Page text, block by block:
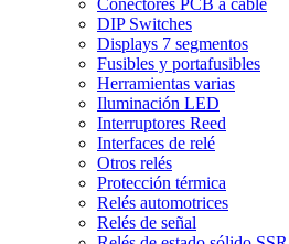
DIP Switches
Displays 7 segmentos
Fusibles y portafusibles
Herramientas varias
Iluminación LED
Interruptores Reed
Interfaces de relé
Otros relés
Protección térmica
Relés automotrices
Relés de señal